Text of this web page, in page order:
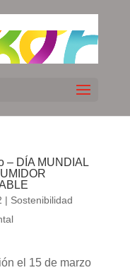
– DÍA MUNDIAL
| Sostenibilidad
el 15 de marzo